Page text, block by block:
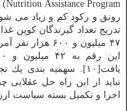
۴۷ میلیون و
یافت[۱۰]. سهمیه
نباید از این راه حل عقلایی
اجرا و تكمیل بسته سیاست